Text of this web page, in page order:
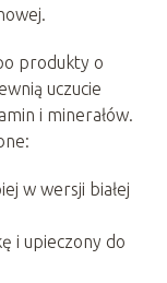
produkty o
uczucie
i minerałów.
w wersji białej
i upieczony do